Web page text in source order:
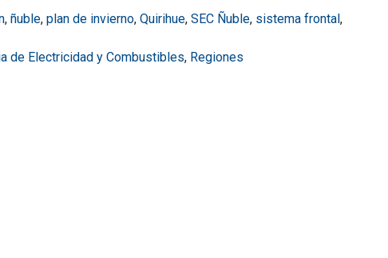
, ñuble, plan de invierno, Quirihue, SEC Ñuble, sistema frontal,
de Electricidad y Combustibles, Regiones